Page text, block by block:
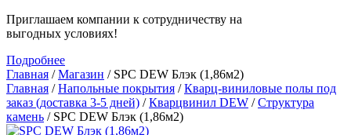
Приглашаем компании к сотрудничеству на
выгодных условиях!
Подробнее
Главная /Магазин / SPC DEW Блэк (1,86м2)
Главная /Напольные покрытия /Кварц-виниловые полы под
заказ (доставка 3-5 дней) /Кварцвинил DEW /Структура
камень / SPC DEW Блэк (1,86м2)